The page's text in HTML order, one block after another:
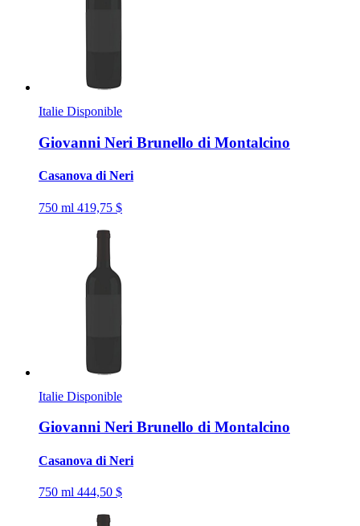
Italie Disponible
Giovanni Neri Brunello di Montalcino
Casanova di Neri
750 ml 419,75 $
Italie Disponible
Giovanni Neri Brunello di Montalcino
Casanova di Neri
750 ml 444,50 $